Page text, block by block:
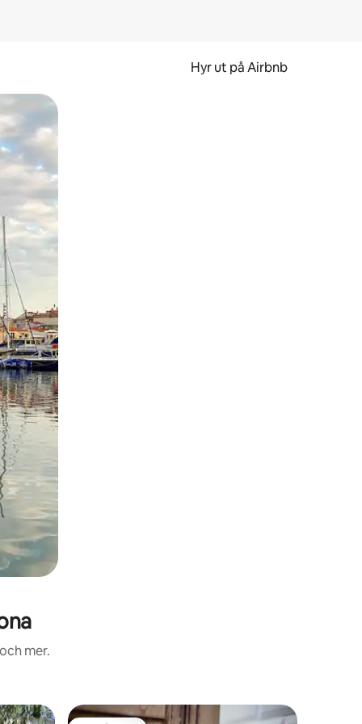
Hyr ut på Airbnb
mer.